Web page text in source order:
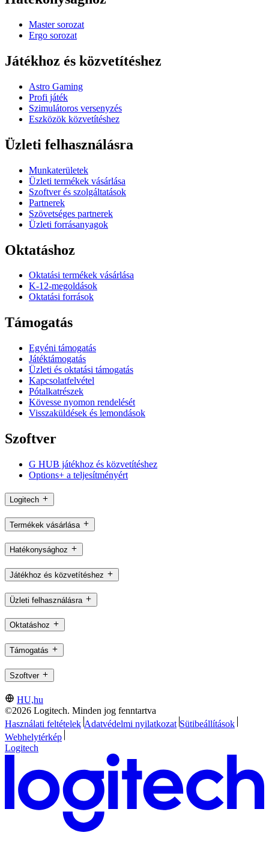
Master sorozat
Ergo sorozat
Játékhoz és közvetítéshez
Astro Gaming
Profi játék
Szimulátoros versenyzés
Eszközök közvetítéshez
Üzleti felhasználásra
Munkaterületek
Üzleti termékek vásárlása
Szoftver és szolgáltatások
Partnerek
Szövetséges partnerek
Üzleti forrásanyagok
Oktatáshoz
Oktatási termékek vásárlása
K-12-megoldások
Oktatási források
Támogatás
Egyéni támogatás
Játéktámogatás
Üzleti és oktatási támogatás
Kapcsolatfelvétel
Pótalkatrészek
Kövesse nyomon rendelését
Visszaküldések és lemondások
Szoftver
G HUB játékhoz és közvetítéshez
Options+ a teljesítményért
Logitech
Termékek vásárlása
Hatékonysághoz
Játékhoz és közvetítéshez
Üzleti felhasználásra
Oktatáshoz
Támogatás
Szoftver
HU,hu
©2026 Logitech. Minden jog fenntartva
Használati feltételek Adatvédelmi nyilatkozat Sütibeállítások
Webhelytérkép
Logitech